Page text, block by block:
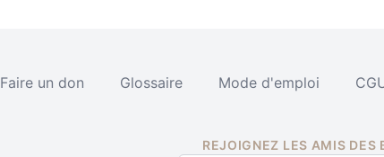
Faire un don Glossaire Mode d'emploi
REJOIGNEZ LES AMIS DES